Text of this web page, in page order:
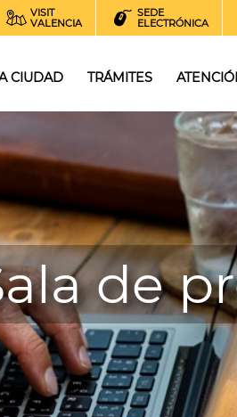
VISIT
VALENCIA
SEDE
ELECTRÓNICA
CIUDAD TRÁMITES
de